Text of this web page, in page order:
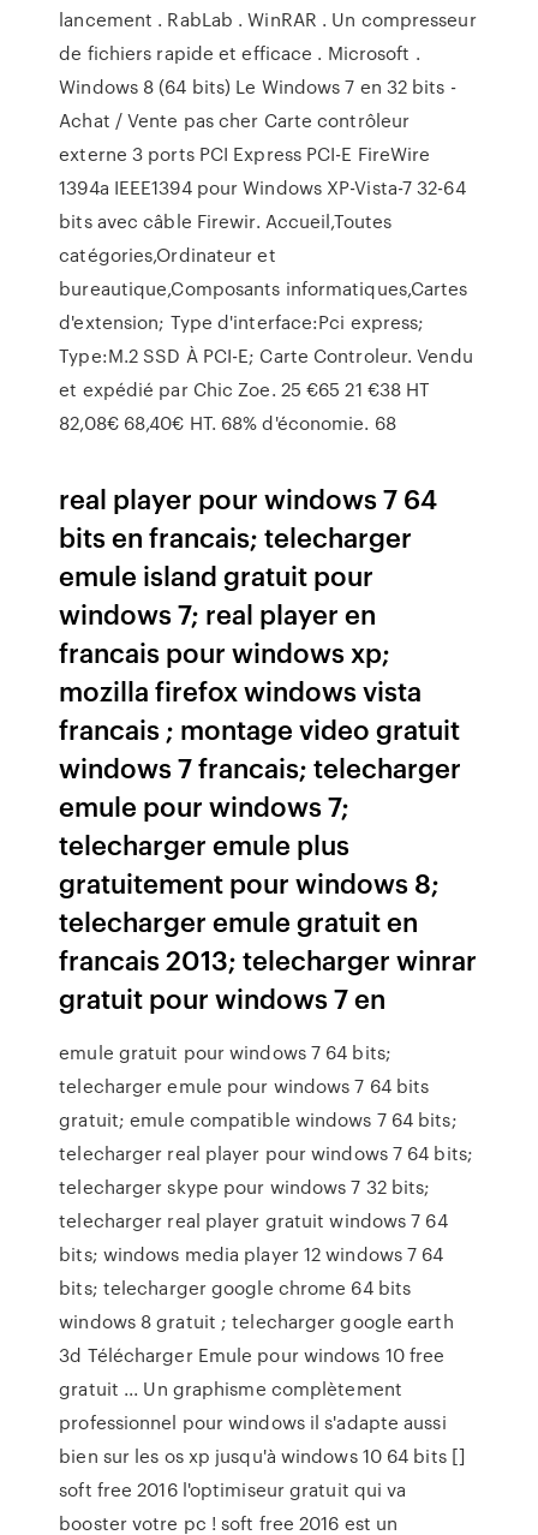
lancement . RabLab . WinRAR . Un compresseur
de fichiers rapide et efficace . Microsoft .
Windows 8 (64 bits) Le Windows 7 en 32 bits -
Achat / Vente pas cher Carte contrôleur
externe 3 ports PCI Express PCI-E FireWire
1394a IEEE1394 pour Windows XP-Vista-7 32-64
bits avec câble Firewir. Accueil,Toutes
catégories,Ordinateur et
bureautique,Composants informatiques,Cartes
d'extension; Type d'interface:Pci express;
Type:M.2 SSD À PCI-E; Carte Controleur. Vendu
et expédié par Chic Zoe. 25 €65 21 €38 HT
82,08€ 68,40€ HT. 68% d'économie. 68
real player pour windows 7 64
bits en francais; telecharger
emule island gratuit pour
windows 7; real player en
francais pour windows xp;
mozilla firefox windows vista
francais ; montage video gratuit
windows 7 francais; telecharger
emule pour windows 7;
telecharger emule plus
gratuitement pour windows 8;
telecharger emule gratuit en
francais 2013; telecharger winrar
gratuit pour windows 7 en
emule gratuit pour windows 7 64 bits;
telecharger emule pour windows 7 64 bits
gratuit; emule compatible windows 7 64 bits;
telecharger real player pour windows 7 64 bits;
telecharger skype pour windows 7 32 bits;
telecharger real player gratuit windows 7 64
bits; windows media player 12 windows 7 64
bits; telecharger google chrome 64 bits
windows 8 gratuit ; telecharger google earth
3d Télécharger Emule pour windows 10 free
gratuit ... Un graphisme complètement
professionnel pour windows il s'adapte aussi
bien sur les os xp jusqu'à windows 10 64 bits []
soft free 2016 l'optimiseur gratuit qui va
booster votre pc ! soft free 2016 est un